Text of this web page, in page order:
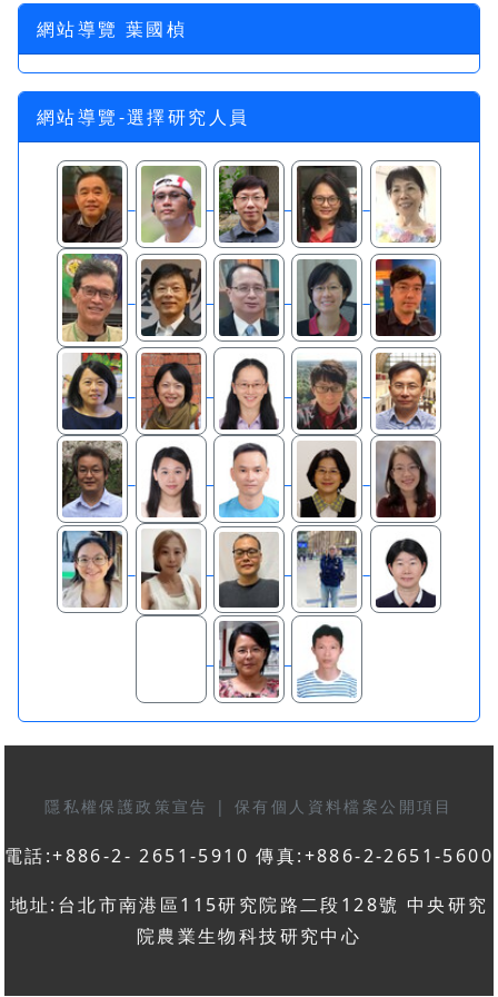
網站導覽 葉國楨
網站導覽-選擇研究人員
隱私權保護政策宣告 | 保有個人資料檔案公開項目
電話:+886-2- 2651-5910 傳真:+886-2-2651-5600
地址:台北市南港區115研究院路二段128號 中央研究
院農業生物科技研究中心